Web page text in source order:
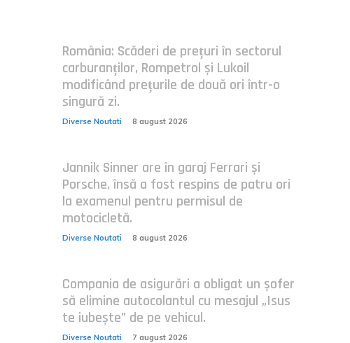
România: Scăderi de prețuri în sectorul
carburanților, Rompetrol și Lukoil
modificând prețurile de două ori într-o
singură zi.
Diverse Noutati 8 august 2026
Jannik Sinner are în garaj Ferrari și
Porsche, însă a fost respins de patru ori
la examenul pentru permisul de
motocicletă.
Diverse Noutati 8 august 2026
Compania de asigurări a obligat un șofer
să elimine autocolantul cu mesajul „Isus
te iubește” de pe vehicul.
Diverse Noutati 7 august 2026